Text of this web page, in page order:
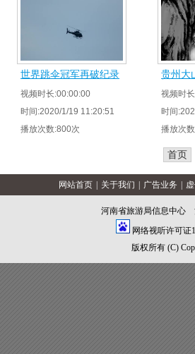
世界跳伞冠军再破纪录
视频时长:00:00:00
时间:2020/1/19 11:20:51
播放次数:800次
贵州大
视频时
时间
播放次
首页
网站首页 关于我们 广告业务
河南省旅游局信息中心
网络视听许可证
版权所有 (C)